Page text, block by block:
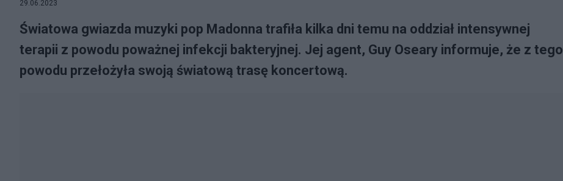
29.06.2023
Światowa gwiazda muzyki pop Madonna trafiła kilka dni temu na oddział intensywnej
terapii z powodu poważnej infekcji bakteryjnej. Jej agent, Guy Oseary informuje, że z tego
powodu przełożyła swoją światową trasę koncertową.